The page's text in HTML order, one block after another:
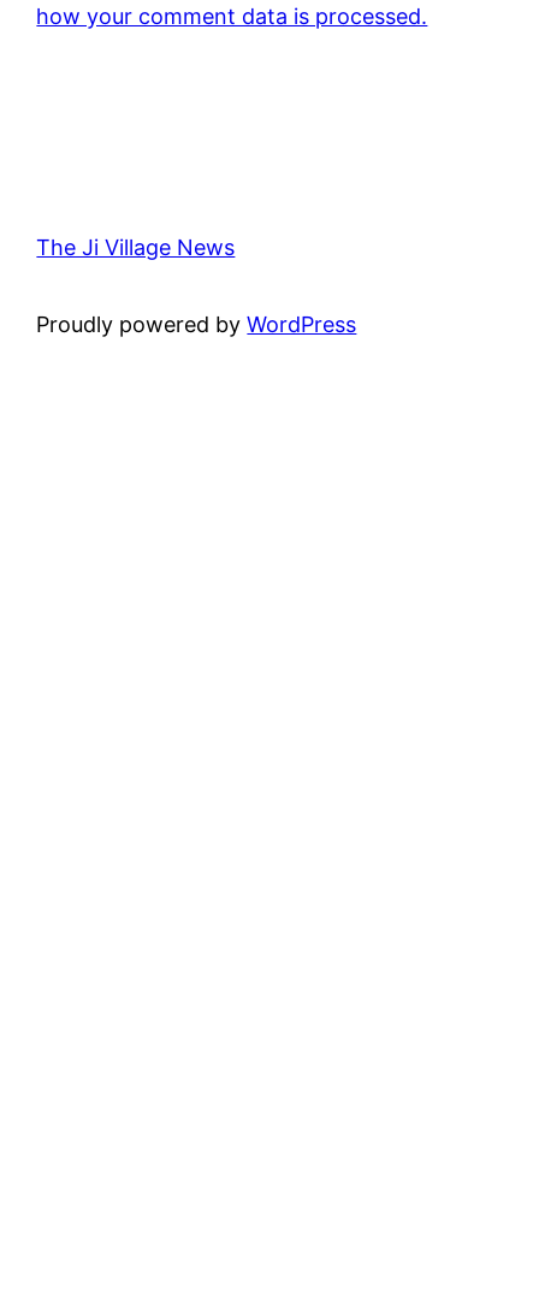
how your comment data is processed.
The Ji Village News
Proudly powered byWordPress